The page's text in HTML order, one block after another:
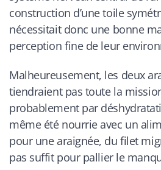
construction d’une toile
nécessitait donc une bonne
perception fine de leur
Malheureusement, les deux
tiendraient pas toute la
probablement par
même été nourrie avec un
pour une araignée, du filet
pas suffit pour pallier le